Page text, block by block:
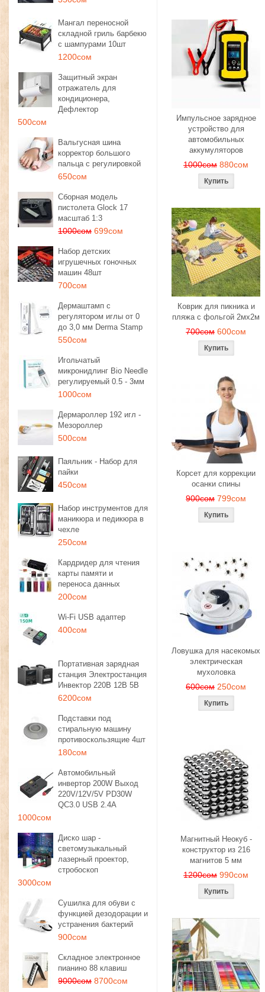
Мангал переносной
складной гриль барбекю
с шампурами 10шт
1200сом
Защитный экран
отражатель для
кондиционера,
Дефлектор
500сом
Вальгусная шина
корректор большого
пальца с регулировкой
650сом
Сборная модель
пистолета Glock 17
масштаб 1:3
1000сом 699сом
Набор детских
игрушечных гоночных
машин 48шт
700сом
Дермаштамп с
регулятором иглы от 0
до 3,0 мм Derma Stamp
550сом
Игольчатый
микронидлинг Bio Needle
регулируемый 0.5 - 3мм
1000сом
Дермароллер 192 игл -
Мезороллер
500сом
Паяльник - Набор для
пайки
450сом
Набор инструментов для
маникюра и педикюра в
чехле
250сом
Кардридер для чтения
карты памяти и
переноса данных
200сом
Wi-Fi USB адаптер
400сом
Портативная зарядная
станция Электростанция
Инвектор 220В 12В 5В
6200сом
Подставки под
стиральную машину
противоскользящие 4шт
180сом
Автомобильный
инвертор 200W Выход
220V/12V/5V PD30W
QC3.0 USB 2.4A
1000сом
Диско шар -
светомузыкальный
лазерный проектор,
стробоскоп
3000сом
Сушилка для обуви с
функцией дезодорации и
устранения бактерий
900сом
Складное электронное
пианино 88 клавиш
9000сом 8700сом
Импульсное зарядное
устройство для
автомобильных
аккумуляторов
1000сом 880сом
Коврик для пикника и
пляжа с фольгой 2мх2м
700сом 600сом
Корсет для коррекции
осанки спины
900сом 799сом
Ловушка для насекомых
электрическая
мухоловка
600сом 250сом
Магнитный Неокуб -
конструктор из 216
магнитов 5 мм
1200сом 990сом